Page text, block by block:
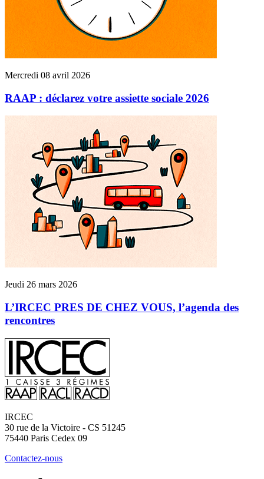
Mercredi 08 avril 2026
RAAP : déclarez votre assiette sociale 2026
Jeudi 26 mars 2026
L’IRCEC PRES DE CHEZ VOUS, l’agenda des
rencontres
IRCEC
30 rue de la Victoire - CS 51245
75440 Paris Cedex 09
Contactez-nous